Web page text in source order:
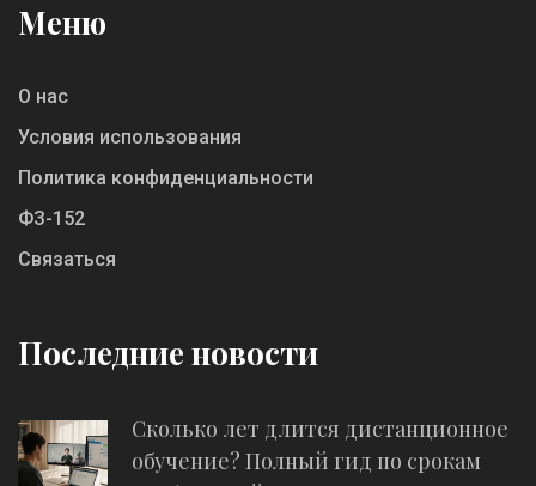
Меню
О нас
Условия использования
Политика конфиденциальности
ФЗ-152
Связаться
Последние новости
Сколько лет длится дистанционное
обучение? Полный гид по срокам